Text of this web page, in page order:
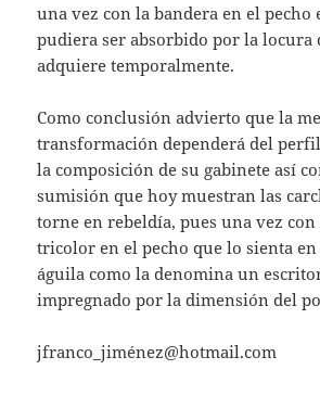
una vez con la bandera en el pecho
pudiera ser absorbido por la locura
adquiere temporalmente.
Como conclusión advierto que la
transformación dependerá del
la composición de su gabinete así
sumisión que hoy muestran las
torne en rebeldía, pues una vez con
tricolor en el pecho que lo sienta
águila como la denomina un
impregnado por la dimensión del
jfranco_jiménez@hotmail.com